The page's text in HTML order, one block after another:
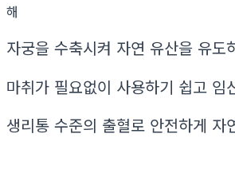
해
자궁을 수축시켜 자연 유산을 유도
마취가 필요없이 사용하기 쉽고 임
생리통 수준의 출혈로 안전하게 자